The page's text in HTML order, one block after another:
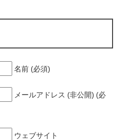
名前 (必須)
メールアドレス (非公開) (必
ウェブサイト